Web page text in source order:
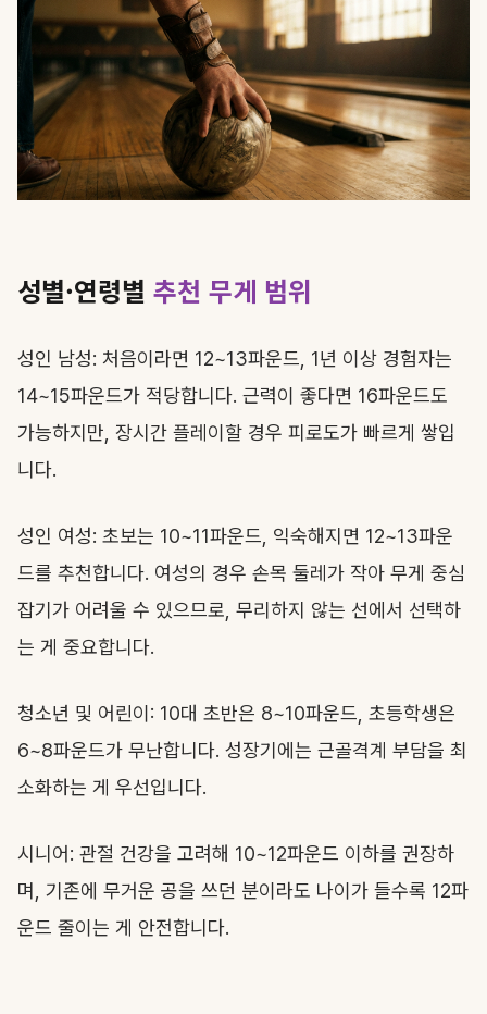
성별·연령별 추천 무게 범위
성인 남성: 처음이라면 12~13파운드, 1년 이상 경험자는
14~15파운드가 적당합니다. 근력이 좋다면 16파운드도
가능하지만, 장시간 플레이할 경우 피로도가 빠르게 쌓입
니다.
성인 여성: 초보는 10~11파운드, 익숙해지면 12~13파운
드를 추천합니다. 여성의 경우 손목 둘레가 작아 무게 중심
잡기가 어려울 수 있으므로, 무리하지 않는 선에서 선택하
는 게 중요합니다.
청소년 및 어린이: 10대 초반은 8~10파운드, 초등학생은
6~8파운드가 무난합니다. 성장기에는 근골격계 부담을 최
소화하는 게 우선입니다.
시니어: 관절 건강을 고려해 10~12파운드 이하를 권장하
며, 기존에 무거운 공을 쓰던 분이라도 나이가 들수록 12파
운드 줄이는 게 안전합니다.